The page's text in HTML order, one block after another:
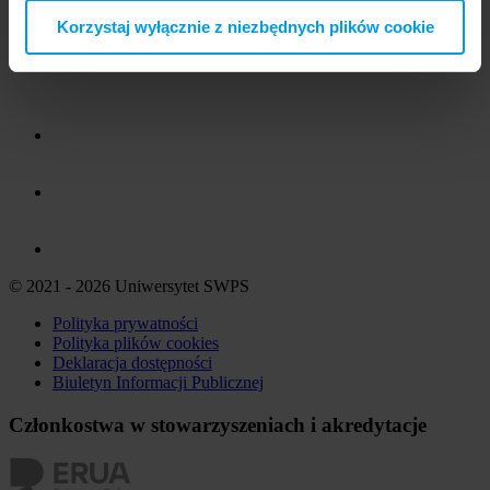
Korzystaj wyłącznie z niezbędnych plików cookie
© 2021 - 2026 Uniwersytet SWPS
Polityka prywatności
Polityka plików cookies
Deklaracja dostępności
Biuletyn Informacji Publicznej
Członkostwa w stowarzyszeniach i akredytacje